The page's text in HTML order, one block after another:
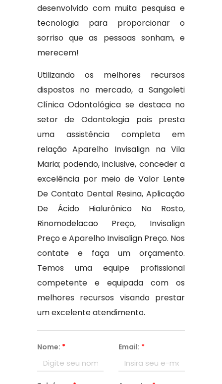
desenvolvido com muita pesquisa e
tecnologia para proporcionar o
sorriso que as pessoas sonham, e
merecem!
Utilizando os melhores recursos
dispostos no mercado, a Sangoleti
Clínica Odontológica se destaca no
setor de Odontologia pois presta
uma assistência completa em
relação Aparelho Invisalign na Vila
Maria; podendo, inclusive, conceder a
excelência por meio de Valor Lente
De Contato Dental Resina, Aplicação
De Ácido Hialurônico No Rosto,
Rinomodelacao Preço, Invisalign
Preço e Aparelho Invisalign Preço. Nos
contate e faça um orçamento.
Temos uma equipe profissional
competente e equipada com os
melhores recursos visando prestar
um excelente atendimento.
Nome: * Email: *